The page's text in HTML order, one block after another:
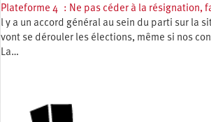
Plateforme 4 : Ne pas céder à la résignation,
l y a un accord général au sein du parti sur la
vont se dérouler les élections, même si nos
La…